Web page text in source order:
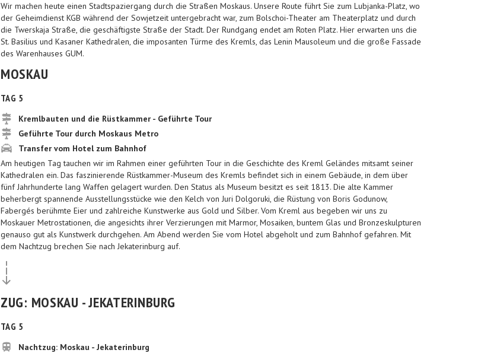
Wir machen heute einen Stadtspaziergang durch die Straßen Moskaus. Unsere Route führt Sie zum Lubjanka-Platz, wo
der Geheimdienst KGB während der Sowjetzeit untergebracht war, zum Bolschoi-Theater am Theaterplatz und durch
die Twerskaja Straße, die geschäftigste Straße der Stadt. Der Rundgang endet am Roten Platz. Hier erwarten uns die
St. Basilius und Kasaner Kathedralen, die imposanten Türme des Kremls, das Lenin Mausoleum und die große Fassade
des Warenhauses GUM.
MOSKAU
TAG 5
Kremlbauten und die Rüstkammer - Geführte Tour
Geführte Tour durch Moskaus Metro
Transfer vom Hotel zum Bahnhof
Am heutigen Tag tauchen wir im Rahmen einer geführten Tour in die Geschichte des Kreml Geländes mitsamt seiner
Kathedralen ein. Das faszinierende Rüstkammer-Museum des Kremls befindet sich in einem Gebäude, in dem über
fünf Jahrhunderte lang Waffen gelagert wurden. Den Status als Museum besitzt es seit 1813. Die alte Kammer
beherbergt spannende Ausstellungsstücke wie den Kelch von Juri Dolgoruki, die Rüstung von Boris Godunow,
Fabergés berühmte Eier und zahlreiche Kunstwerke aus Gold und Silber. Vom Kreml aus begeben wir uns zu
Moskauer Metrostationen, die angesichts ihrer Verzierungen mit Marmor, Mosaiken, buntem Glas und Bronzeskulpturen
genauso gut als Kunstwerk durchgehen. Am Abend werden Sie vom Hotel abgeholt und zum Bahnhof gefahren. Mit
dem Nachtzug brechen Sie nach Jekaterinburg auf.
ZUG: MOSKAU - JEKATERINBURG
TAG 5
Nachtzug: Moskau - Jekaterinburg